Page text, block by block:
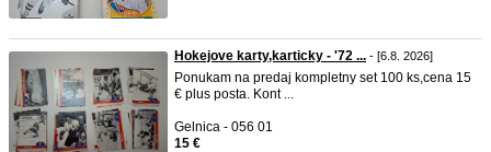
Hokejove karty,karticky - '72 ... - [6.8. 2026]
Ponukam na predaj kompletny set 100 ks,cena 15
€ plus posta. Kont ...
Gelnica - 056 01
15 €